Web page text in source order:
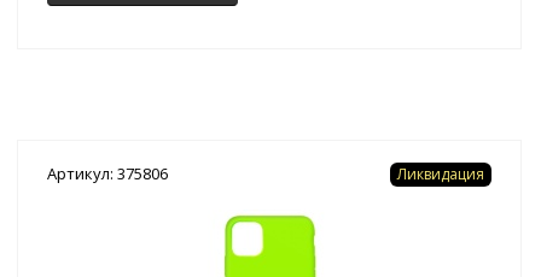
Артикул: 375806 Ликвидация